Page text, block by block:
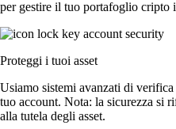
per gestire il tuo portafoglio cripto
Proteggi i tuoi asset
Usiamo sistemi avanzati di
tuo account. Nota: la sicurezza si
alla tutela degli asset.